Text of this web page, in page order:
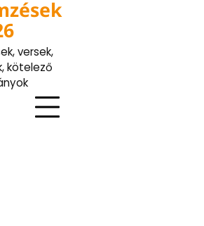
versek,
kötelező